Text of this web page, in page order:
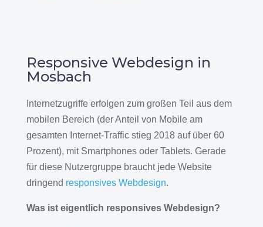
Responsive Webdesign in
Mosbach
Internetzugriffe erfolgen zum großen Teil aus dem
mobilen Bereich (der Anteil von Mobile am
gesamten Internet-Traffic stieg 2018 auf über 60
Prozent), mit Smartphones oder Tablets. Gerade
für diese Nutzergruppe braucht jede Website
dringend responsives Webdesign.
Was ist eigentlich responsives Webdesign?